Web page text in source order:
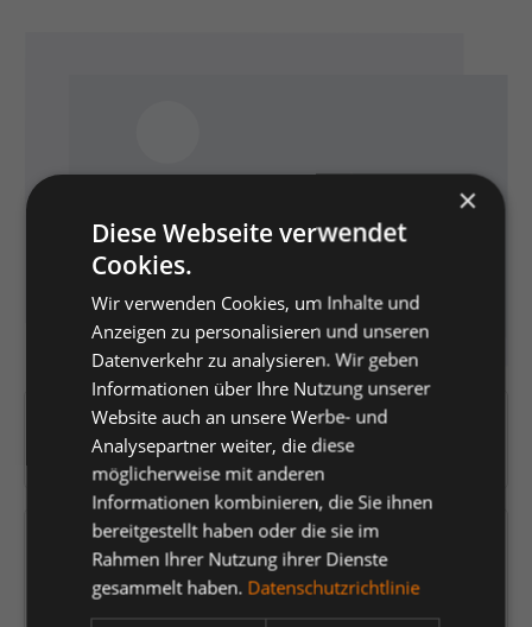
Artikelnummer:
K0441527
4008222999092
Versandfertig in 2 Tagen, Lieferzeit 1-3 Tage
6,58 €
×
Diese Webseite verwendet
Cookies.
Wir verwenden Cookies, um Inhalte und
Anzeigen zu personalisieren und unseren
Datenverkehr zu analysieren. Wir geben
Informationen über Ihre Nutzung unserer
Website auch an unsere Werbe- und
Analysepartner weiter, die diese
möglicherweise mit anderen
Informationen kombinieren, die Sie ihnen
bereitgestellt haben oder die sie im
Rahmen Ihrer Nutzung ihrer Dienste
gesammelt haben. Datenschutzrichtlinie